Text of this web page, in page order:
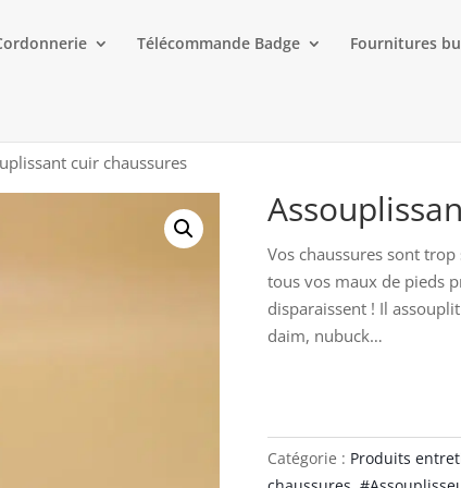
Télécommande Badge Fournitures
cuir chaussures
Vos chaussures sont
tous vos maux de pieds
disparaissent ! Il
daim, nubuck…
Catégorie : Produits